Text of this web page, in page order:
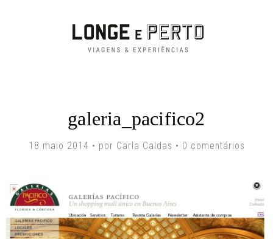
galeria_pacifico2
18 maio 2014 • por Carla Caldas • 0 comentários